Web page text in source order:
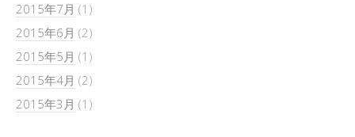
2015年7月 (1)
2015年6月 (2)
2015年5月 (1)
2015年4月 (2)
2015年3月 (1)